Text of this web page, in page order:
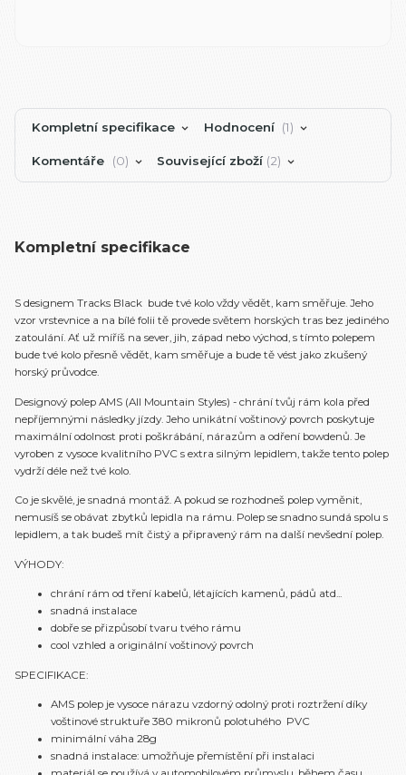
Kompletní specifikace Hodnocení 1
Komentáře 0 Související zboží 2
Kompletní specifikace
S designem Tracks Black bude tvé kolo vždy vědět, kam směřuje. Jeho
vzor vrstevnice a na bílé folii tě provede světem horských tras bez jediného
zatoulání. Ať už míříš na sever, jih, západ nebo východ, s tímto polepem
bude tvé kolo přesně vědět, kam směřuje a bude tě vést jako zkušený
horský průvodce.
Designový polep AMS (All Mountain Styles) - chrání tvůj rám kola před
nepříjemnými následky jízdy. Jeho unikátní voštinový povrch poskytuje
maximální odolnost proti poškrábání, nárazům a odření bowdenů. Je
vyroben z vysoce kvalitního PVC s extra silným lepidlem, takže tento polep
vydrží déle než tvé kolo.
Co je skvělé, je snadná montáž. A pokud se rozhodneš polep vyměnit,
nemusíš se obávat zbytků lepidla na rámu. Polep se snadno sundá spolu s
lepidlem, a tak budeš mít čistý a připravený rám na další nevšední polep.
VÝHODY:
chrání rám od tření kabelů, létajících kamenů, pádů atd...
snadná instalace
dobře se přizpůsobí tvaru tvého rámu
cool vzhled a originální voštinový povrch
SPECIFIKACE:
AMS polep je vysoce nárazu vzdorný odolný proti roztržení díky
voštinové struktuře 380 mikronů polotuhého PVC
minimální váha 28g
snadná instalace: umožňuje přemístění při instalaci